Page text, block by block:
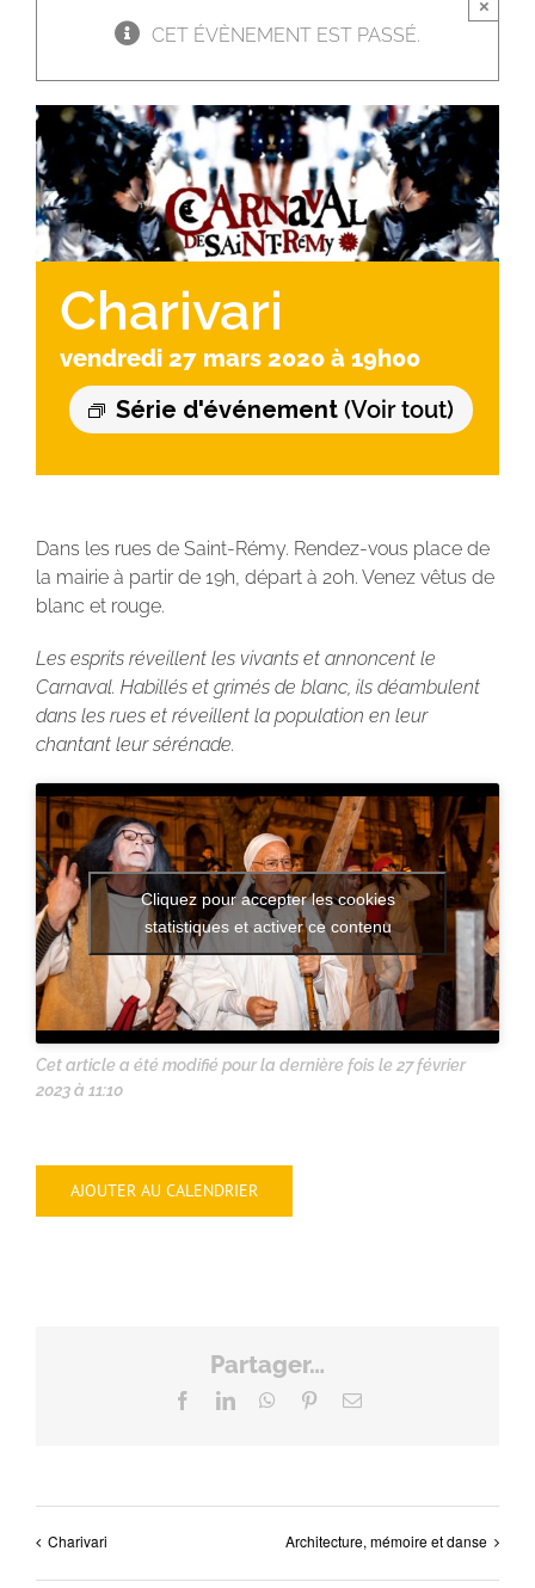
CET ÉVÈNEMENT EST PASSÉ.
×
Charivari
vendredi 27 mars 2020 à 19h00
Série d'événement (Voir tout)
Dans les rues de Saint-Rémy. Rendez-vous place de
la mairie à partir de 19h, départ à 20h. Venez vêtus de
blanc et rouge.
Les esprits réveillent les vivants et annoncent le
Carnaval. Habillés et grimés de blanc, ils déambulent
dans les rues et réveillent la population en leur
chantant leur sérénade.
Cliquez pour accepter les cookies
statistiques et activer ce contenu
Cet article a été modifié pour la dernière fois le 27 février
2023 à 11:10
AJOUTER AU CALENDRIER
Partager…
FacebookLinkedInWhatsApp
PinterestEmail
Charivari Architecture, mémoire et danse